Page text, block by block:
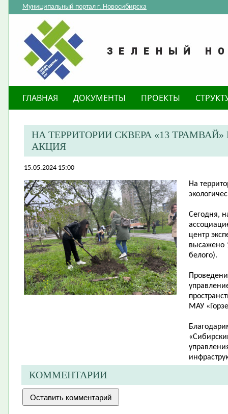
Муниципальный портал г. Новосибирска
ГЛАВНАЯ ДОКУМЕНТЫ ПРОЕКТЫ
​НА ТЕРРИТОРИИ СКВЕРА «13
АКЦИЯ
15.05.2024 15:00
​На
Сегодня,
центр
высажено
белого).
МАУ
КОММЕНТАРИИ